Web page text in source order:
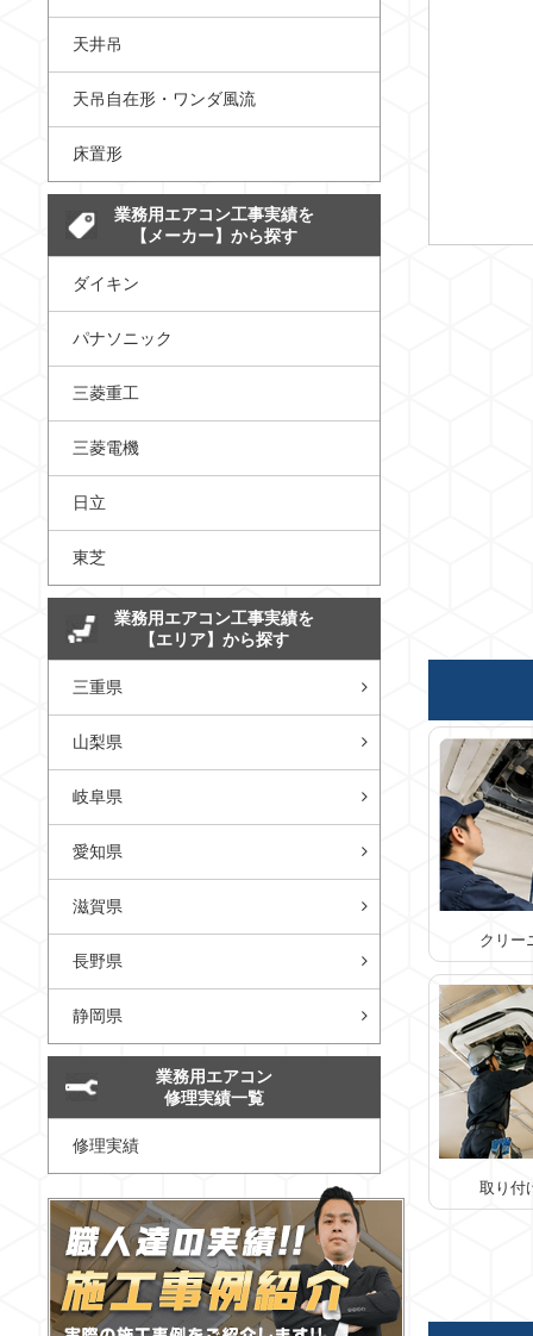
クリー
取り付
天井吊
天吊自在形・ワンダ風流
床置形
業務用エアコン工事実績を
【メーカー】から探す
ダイキン
パナソニック
三菱重工
三菱電機
日立
東芝
業務用エアコン工事実績を
【エリア】から探す
三重県
山梨県
岐阜県
愛知県
滋賀県
長野県
静岡県
業務用エアコン
修理実績一覧
修理実績